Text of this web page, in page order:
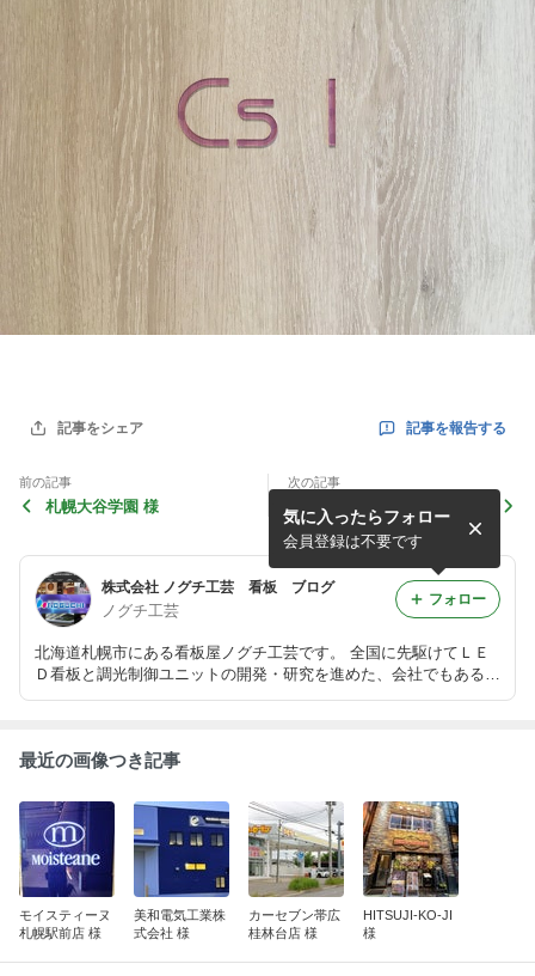
記事をシェア 記事を報告する
前の記事
札幌大谷学園 様
次の記事
株式会社 ノグチ工芸 看板 ブログ
ノグチ工芸
北海道札幌市にある看板屋ノグチ工芸です。 全国に先駆けてＬＥ
Ｄ看板と調光制御ユニットの開発・研究を進めた、会社でもあるん
です。 ホームページ http://www.noguchi-kogei.co.jp/
気に入ったらフォロー
会員登録は不要です
フォロー
最近の画像つき記事
モイスティーヌ
札幌駅前店 様
美和電気工業株
式会社 様
カーセブン帯広
桂林台店 様
HITSUJI-KO-JI
様